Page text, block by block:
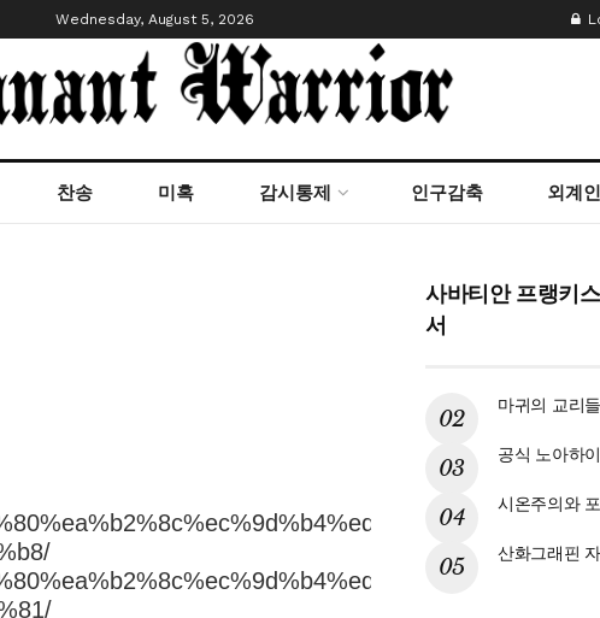
Wednesday, August 5, 2026
찬송 미혹 감시통제 인구감축 외계인
사바티안 프랭키
서
마귀의 교리들
공식 노아하
시온주의와
산화그래핀